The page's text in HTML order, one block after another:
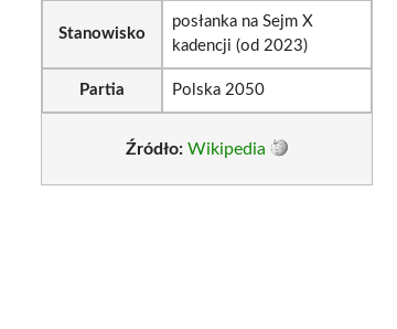
Stanowisko
posłanka na Sejm X
kadencji (od 2023)
Partia Polska 2050
Źródło: Wikipedia